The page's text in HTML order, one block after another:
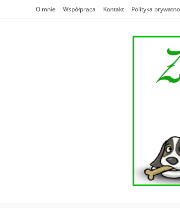
O mnie Współpraca Kontakt Polityka